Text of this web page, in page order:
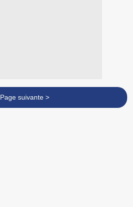
Page suivante >